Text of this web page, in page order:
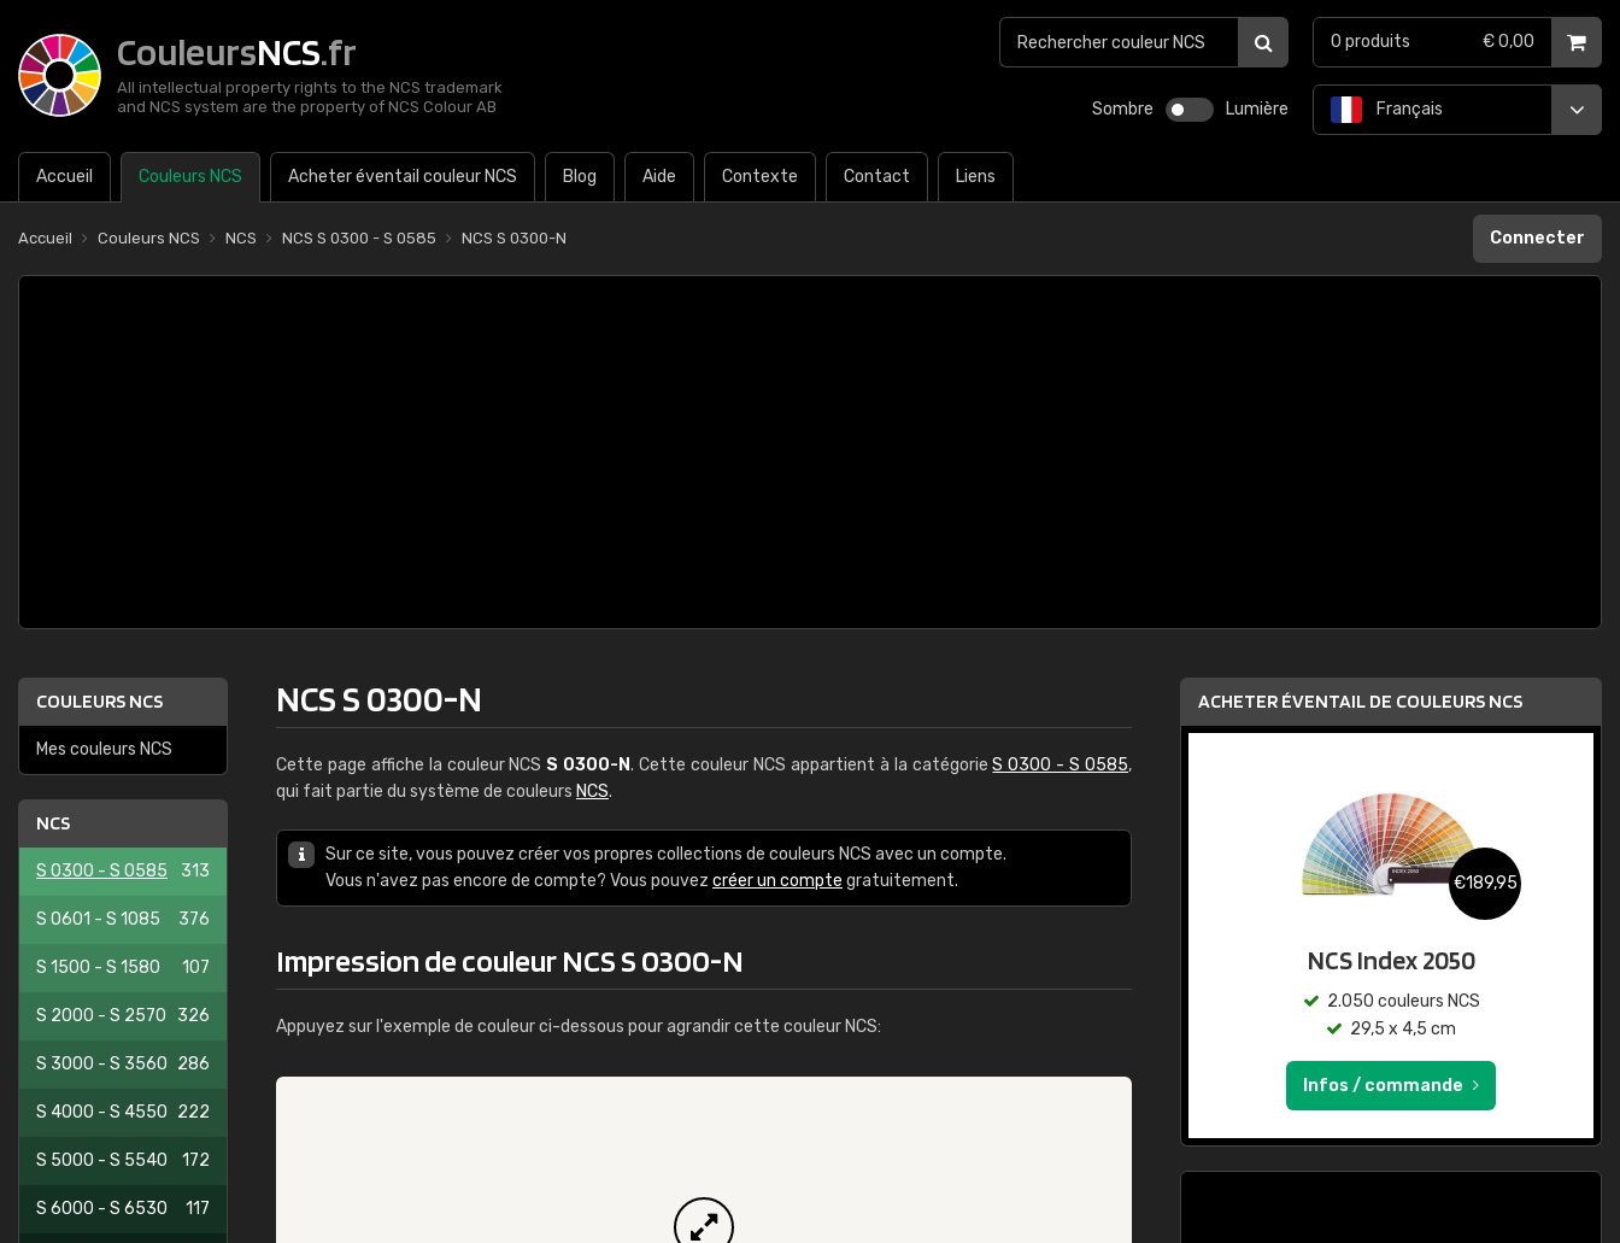
CouleursNCS.fr
All intellectual property rights to the NCS trademark
and NCS system are the property of NCS Colour AB
Sombre Lumière
Accueil Couleurs NCS Acheter éventail couleur NCS Blog Aide Contexte Contact Liens
Français
0 produits € 0,00
Accueil Couleurs NCS NCS NCS S 0300 - S 0585 NCS S 0300-N Connecter
COULEURS NCS
Mes couleurs NCS
NCS
S 0300 - S 0585 313
S 0601 - S 1085 376
S 1500 - S 1580 107
S 2000 - S 2570 326
S 3000 - S 3560 286
S 4000 - S 4550 222
S 5000 - S 5540 172
S 6000 - S 6530 117
NCS S 0300-N
Cette page affiche la couleur NCS S 0300-N. Cette couleur NCS appartient à la catégorieS 0300 - S 0585,
qui fait partie du système de couleurs NCS.
Sur ce site, vous pouvez créer vos propres collections de couleurs NCS avec un compte.
Vous n'avez pas encore de compte? Vous pouvez créer un compte gratuitement.
Impression de couleur NCS S 0300-N
Appuyez sur l'exemple de couleur ci-dessous pour agrandir cette couleur NCS:
ACHETER ÉVENTAIL DE COULEURS NCS
€189,95
NCS Index 2050
2.050 couleurs NCS
29,5 x 4,5 cm
Infos / commande